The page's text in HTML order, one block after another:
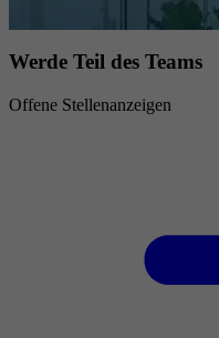
Werde Teil des Teams
Offene Stellenanzeigen